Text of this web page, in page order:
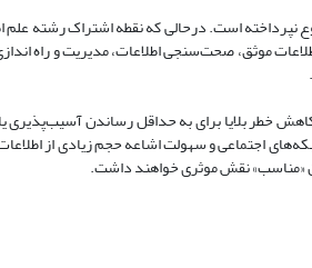
نپرداخته است. درحالی که نقطه اشتراک رشته علم
موثق، صحت‌سنجی اطلاعات، مدیریت و راه­
خطر بلایا برای به حداقل رساندن آسیب‌پذیری
اجتماعی و سهولت اشاعه حجم زیادی از
«مناسب» نقش موثری خواهند داشت.